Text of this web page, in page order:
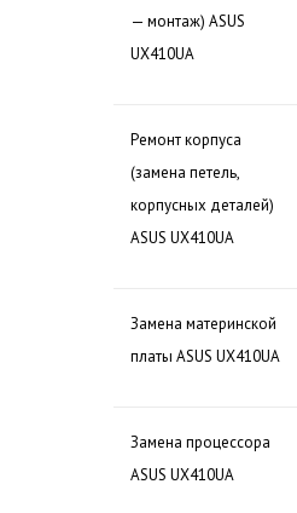
— монтаж) ASUS
UX410UA
Ремонт корпуса
(замена петель,
корпусных деталей)
ASUS UX410UA
Замена материнской
платы ASUS UX410UA
Замена процессора
ASUS UX410UA